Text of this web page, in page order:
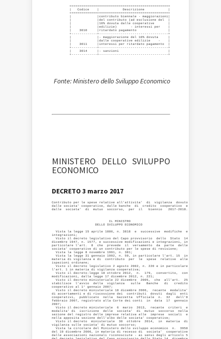
         ===================================================
         |   Codice    |            Descrizione            |
         +=============+===================================+
         |             |contributo biennale - maggiorazioni|
         |             |del contributo (ad esclusione del  |
         |             |10% dovuta dalle cooperative       |
         |             |edilizie)       - interessi per    |
         |    3010     |ritardato pagamento                |
         +-------------+-----------------------------------+
         |             |- maggiorazione del 10% dovuta     |
         |             |dalle cooperative edilizie    -    |
         |    3011     |interessi per ritardato pagamento  |
         +-------------+-----------------------------------+
         |    3014     |- sanzioni                         |
Fonte: Ministero dello Sviluppo Economico
MINISTERO DELLO SVILUPPO
ECONOMICO
DECRETO 3 marzo 2017
Contributo per le spese relative all'attivita'  di  vigilanza  dovuto
dalle societa' cooperative, dalle banche  di  credito  cooperativo  e
dalle  societa'  di  mutuo  soccorso,  per  il   biennio   2017-2018.
                             IL MINISTRO
                      DELLO SVILUPPO ECONOMICO
  Vista la legge 15 aprile 1886, n. 3818  e  successive  modifiche  e
integrazioni;
  Visto il decreto legislativo del Capo provvisorio  dello  Stato  14
dicembre 1947, n. 1577, e successive modificazioni e integrazioni, in
particolare l'art.  8  che  prevede  il  versamento  da  parte  delle
societa' cooperative di un contributo per le spese di revisione;
  Vista la legge 8 novembre 1991, n. 381;
  Vista la legge 31 gennaio 1992, n. 59, in particolare l'art. 15  in
materia di vigilanza e di  contributo  per  le  spese  relative  alle
ispezioni ordinane;
  Visto il decreto legislativo 2 agosto 2002, n. 220 e in particolare
l'art. 1 in materia di vigilanza cooperativa;
  Visto il decreto-legge 18 ottobre 2012,  n.  179,  convertito,  con
modificazioni, dalla legge 17 dicembre 2012, n. 221;
  Visto il decreto ministeriale 22 dicembre  2005,  che  all'art.  25
stabilisce  l'avvio  della  vigilanza   sulle   Banche   di   credito
cooperativo al 1° gennaio 2007;
  Visto il decreto ministeriale 18 dicembre 2006,  recante  modalita'
di accertamenti e di riscossione dei  contributi  dovuti  dagli  enti
cooperativi,  pubblicato  nella  Gazzetta  Ufficiale  n.  32   dell'8
febbraio 2007, registrato alla Corte dei conti  in  data  17  gennaio
2007;
  Visto il decreto ministeriale  6  marzo  2013,  recante  criteri  e
modalita' di  iscrizione  delle  societa'  di  mutuo  soccorso  nella
sezione del registro delle imprese relativa alle  imprese  sociali  e
nella apposita sezione dell'albo delle societa' cooperative;
  Visto il decreto  ministeriale  30  ottobre  2014,  in  materia  di
vigilanza sulle societa' di mutuo soccorso;
  Vista la circolare del Ministero dello sviluppo economico  n.  3958
del 19 dicembre 2006, in materia di recesso di  societa'  cooperative
dalle associazioni nazionali riconosciute - ai sensi degli articoli 5